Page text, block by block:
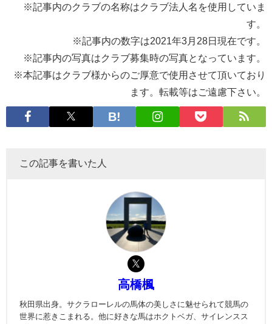
※記事内のクラブの名称はクラブ法人名を使用していま
す。
※記事内の数字は2021年3月28日現在です。
※記事内の写真はクラブ募集時の写真となっています。
※本記事はクラブ様からのご厚意で使用させて頂いており
ます。転載等はご遠慮下さい。
この記事を書いた人
高橋楓
秋田県出身。サクラローレルの馬体の美しさに魅せられて競馬の
世界に惹きこまれる。他に好きな馬はホクトベガ、サイレンスス